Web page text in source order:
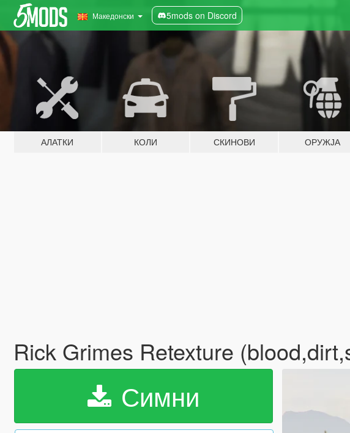
Македонски 5mods on Discord
АЛАТКИ КОЛИ СКИНОВИ ОРУЖЈА
Rick Grimes Retexture
Симни